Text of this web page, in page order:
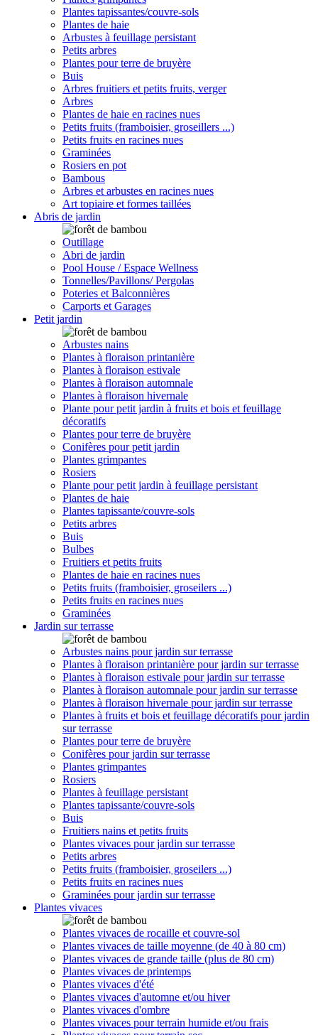
Plantes tapissantes/couvre-sols
Plantes de haie
Arbustes à feuillage persistant
Petits arbres
Plantes pour terre de bruyère
Buis
Arbres fruitiers et petits fruits, verger
Arbres
Plantes de haie en racines nues
Petits fruits (framboisier, groseillers ...)
Petits fruits en racines nues
Graminées
Rosiers en pot
Bambous
Arbres et arbustes en racines nues
Art topiaire et formes taillées
Abris de jardin
Outillage
Abri de jardin
Pool House / Espace Wellness
Tonnelles/Pavillons/ Pergolas
Poteries et Balconnières
Carports et Garages
Petit jardin
Arbustes nains
Plantes à floraison printanière
Plantes à floraison estivale
Plantes à floraison automnale
Plantes à floraison hivernale
Plante pour petit jardin à fruits et bois et feuillage
décoratifs
Plantes pour terre de bruyère
Conifères pour petit jardin
Plantes grimpantes
Rosiers
Plante pour petit jardin à feuillage persistant
Plantes de haie
Plantes tapissante/couvre-sols
Petits arbres
Buis
Bulbes
Fruitiers et petits fruits
Plantes de haie en racines nues
Petits fruits (framboisier, groseilers ...)
Petits fruits en racines nues
Graminées
Jardin sur terrasse
Arbustes nains pour jardin sur terrasse
Plantes à floraison printanière pour jardin sur terrasse
Plantes à floraison estivale pour jardin sur terrasse
Plantes à floraison automnale pour jardin sur terrasse
Plantes à floraison hivernale pour jardin sur terrasse
Plantes à fruits et bois et feuillage décoratifs pour jardin
sur terrasse
Plantes pour terre de bruyère
Conifères pour jardin sur terrasse
Plantes grimpantes
Rosiers
Plantes à feuillage persistant
Plantes tapissante/couvre-sols
Buis
Fruitiers nains et petits fruits
Plantes vivaces pour jardin sur terrasse
Petits arbres
Petits fruits (framboisier, groseilers ...)
Petits fruits en racines nues
Graminées pour jardin sur terrasse
Plantes vivaces
Plantes vivaces de rocaille et couvre-sol
Plantes vivaces de taille moyenne (de 40 à 80 cm)
Plantes vivaces de grande taille (plus de 80 cm)
Plantes vivaces de printemps
Plantes vivaces d'été
Plantes vivaces d'automne et/ou hiver
Plantes vivaces d'ombre
Plantes vivaces pour terrain humide et/ou frais